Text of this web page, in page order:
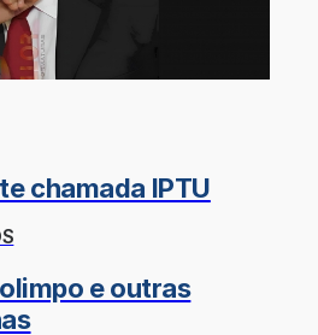
chamada IPTU
e outras